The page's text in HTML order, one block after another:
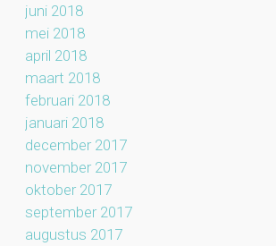
juni 2018
mei 2018
april 2018
maart 2018
februari 2018
januari 2018
december 2017
november 2017
oktober 2017
september 2017
augustus 2017